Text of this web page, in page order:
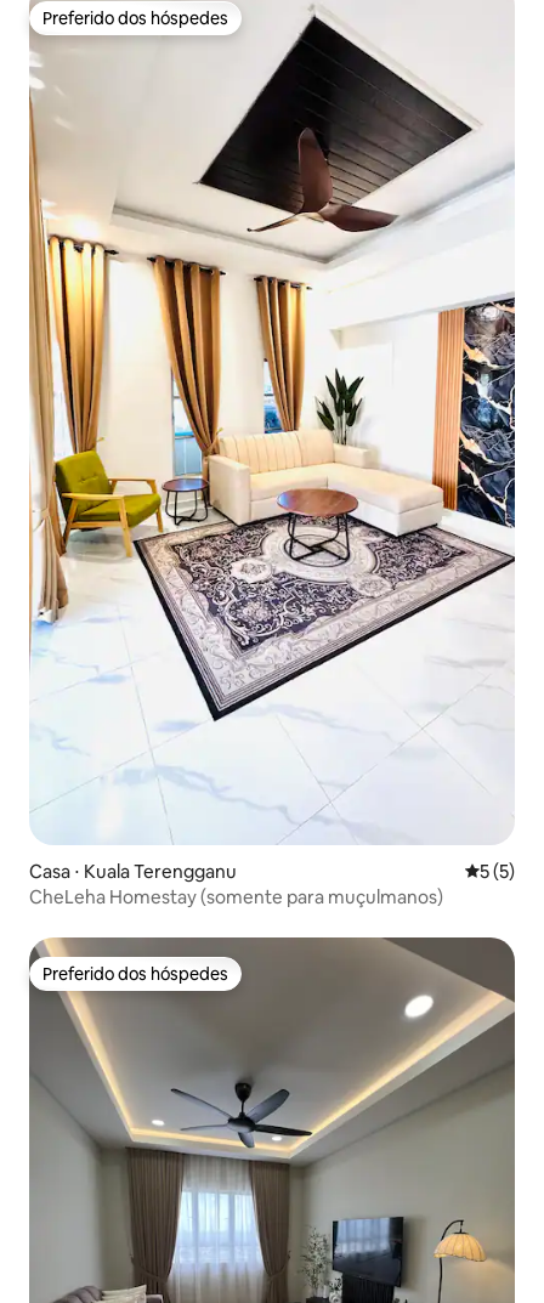
Preferido dos hóspedes
Preferido dos hóspedes
Casa ⋅ Kuala Terengganu 5 de
5 (5)
CheLeha Homestay (somente para muçulmanos)
Preferido dos hóspedes
Preferido dos hóspedes